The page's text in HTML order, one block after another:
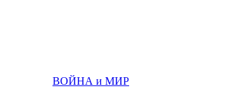
ВОЙНА и МИР